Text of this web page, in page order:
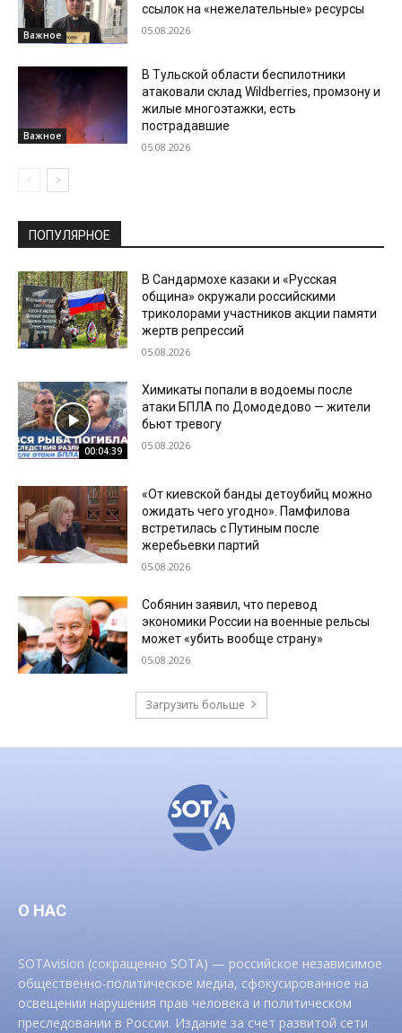
Важное
ссылок на «нежелательные» ресурсы
05.08.2026
Важное
В Тульской области беспилотники
атаковали склад Wildberries, промзону и
жилые многоэтажки, есть
пострадавшие
05.08.2026
ПОПУЛЯРНОЕ
В Сандармохе казаки и «Русская
община» окружали российскими
триколорами участников акции памяти
жертв репрессий
05.08.2026
00:04:39
Химикаты попали в водоемы после
атаки БПЛА по Домодедово — жители
бьют тревогу
05.08.2026
«От киевской банды детоубийц можно
ожидать чего угодно». Памфилова
встретилась с Путиным после
жеребьевки партий
05.08.2026
Собянин заявил, что перевод
экономики России на военные рельсы
может «убить вообще страну»
05.08.2026
Загрузить больше
О НАС
SOTAvision (сокращенно SOTA) — российское независимое
общественно-политическое медиа, сфокусированное на
освещении нарушения прав человека и политическом
преследовании в России. Издание за счет развитой сети